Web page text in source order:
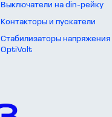
Выключатели на din-рейку
Контакторы и пускатели
Стабилизаторы напряжения
OptiVolt